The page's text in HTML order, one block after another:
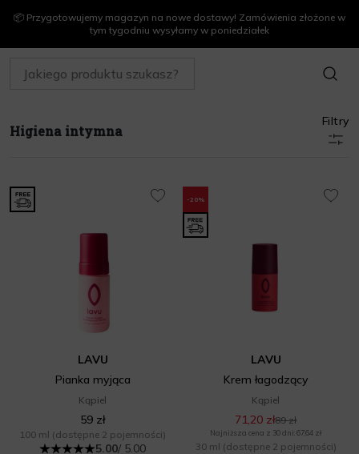
📦 Przygotowujemy magazyn na nowe dostawy! Zamówienia złożone w
tym tygodniu wysyłamy w poniedziałek
SZUKAJ
Higiena intymna
Filtry
LAVU
Pianka myjąca
Kąpiel
59 zł
100 ml (dostępne 2 pojemności)
5.00/ 5.00
-20%
LAVU
Krem łagodzący
Kąpiel
71,20 zł89 zł
Najniższa cena z 30 dni: 67,64 zł
30 ml (dostępne 2 pojemności)